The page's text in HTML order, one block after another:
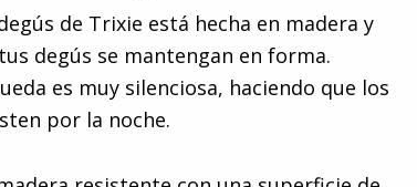
de Trixie está hecha en madera y
degús se mantengan en forma.
es muy silenciosa, haciendo que los
por la noche.